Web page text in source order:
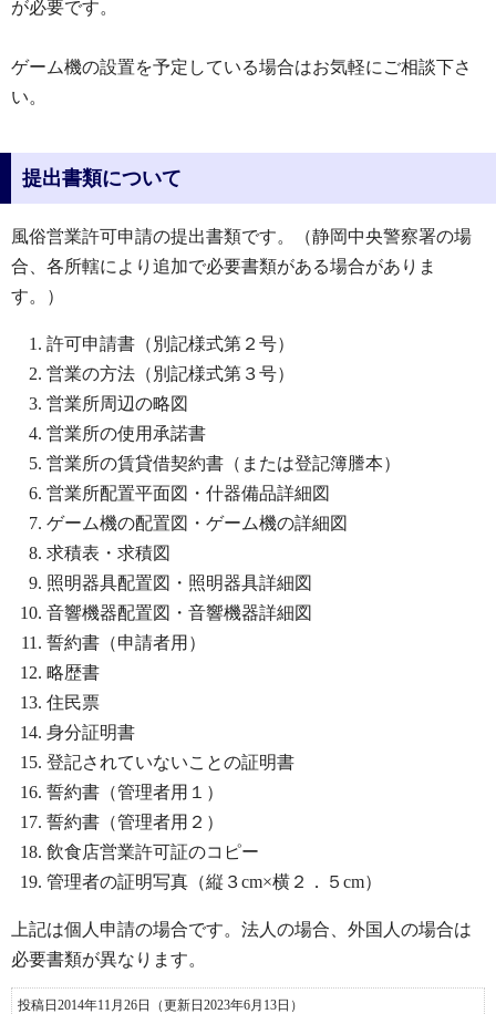
が必要です。
ゲーム機の設置を予定している場合はお気軽にご相談下さ
い。
提出書類について
風俗営業許可申請の提出書類です。（静岡中央警察署の場
合、各所轄により追加で必要書類がある場合がありま
す。）
許可申請書（別記様式第２号）
営業の方法（別記様式第３号）
営業所周辺の略図
営業所の使用承諾書
営業所の賃貸借契約書（または登記簿謄本）
営業所配置平面図・什器備品詳細図
ゲーム機の配置図・ゲーム機の詳細図
求積表・求積図
照明器具配置図・照明器具詳細図
音響機器配置図・音響機器詳細図
誓約書（申請者用）
略歴書
住民票
身分証明書
登記されていないことの証明書
誓約書（管理者用１）
誓約書（管理者用２）
飲食店営業許可証のコピー
管理者の証明写真（縦３cm×横２．５cm）
上記は個人申請の場合です。法人の場合、外国人の場合は
必要書類が異なります。
投稿日2014年11月26日 （更新日2023年6月13日）